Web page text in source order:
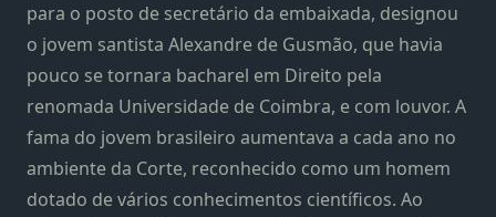
para o posto de secretário da embaixada, designou
o jovem santista Alexandre de Gusmão, que havia
pouco se tornara bacharel em Direito pela
renomada Universidade de Coimbra, e com louvor. A
fama do jovem brasileiro aumentava a cada ano no
ambiente da Corte, reconhecido como um homem
dotado de vários conhecimentos científicos. Ao